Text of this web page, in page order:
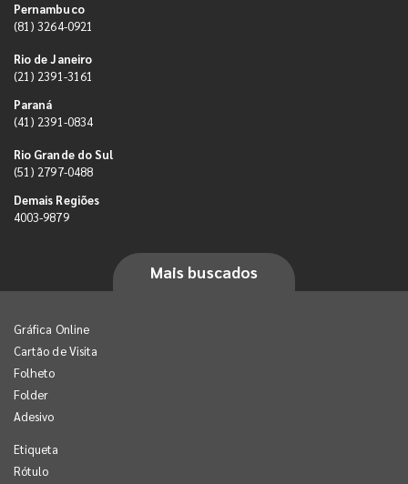
Pernambuco
(81) 3264-0921
Rio de Janeiro
(21) 2391-3161
Paraná
(41) 2391-0834
Rio Grande do Sul
(51) 2797-0488
Demais Regiões
4003-9879
Mais buscados
Gráfica Online
Cartão de Visita
Folheto
Folder
Adesivo
Etiqueta
Rótulo